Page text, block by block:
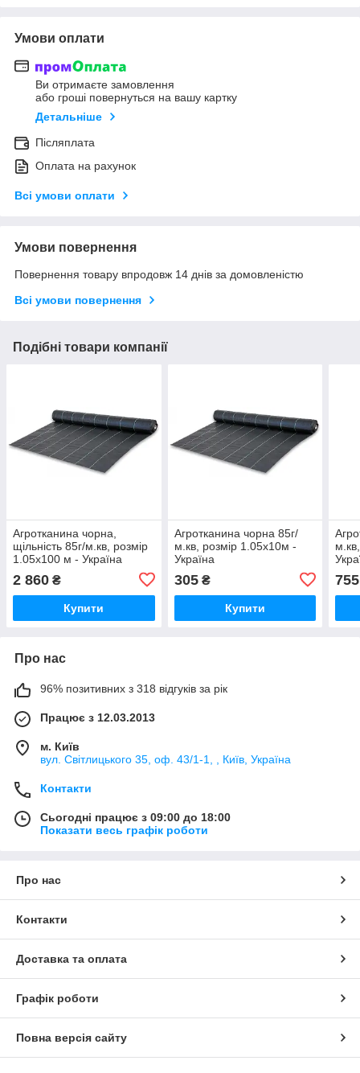
Умови оплати
Ви отримаєте замовлення
або гроші повернуться на вашу картку
Детальніше
Післяплата
Оплата на рахунок
Всі умови оплати
Умови повернення
Повернення товару впродовж 14 днів за домовленістю
Всі умови повернення
Подібні товари компанії
Агротканина чорна,
щільність 85г/м.кв, розмір
1.05х100 м - Україна
2 860 ₴
Купити
Агротканина чорна 85г/
м.кв, розмір 1.05х10м -
Україна
305₴
Купити
755
Про нас
96% позитивних з 318 відгуків за рік
Працює з 12.03.2013
м. Київ
вул. Світлицького 35, оф. 43/1-1, , Київ, Україна
Контакти
Сьогодні працює з 09:00 до 18:00
Показати весь графік роботи
Про нас
Контакти
Доставка та оплата
Графік роботи
Повна версія сайту